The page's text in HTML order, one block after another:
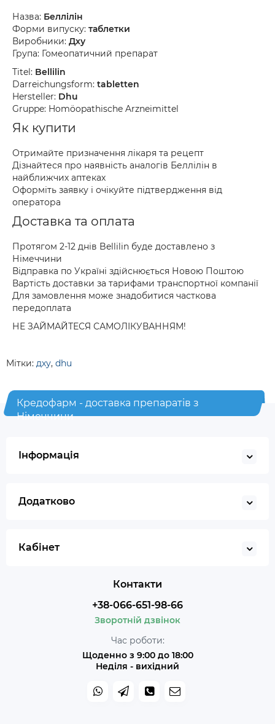
Назва: Беллілін
Форми випуску: таблетки
Виробники: Дху
Група: Гомеопатичний препарат
Titel: Bellilin
Darreichungsform: tabletten
Hersteller: Dhu
Gruppe: Homöopathische Arzneimittel
Як купити
Отримайте призначення лікаря та рецепт
Дізнайтеся про наявність аналогів Беллілін в
найближчих аптеках
Оформіть заявку і очікуйте підтвердження від
оператора
Доставка та оплата
Протягом 2-12 днів Bellilin буде доставлено з
Німеччини
Відправка по Україні здійснюється Новою Поштою
Вартість доставки за тарифами транспортної компанії
Для замовлення може знадобитися часткова
передоплата
НЕ ЗАЙМАЙТЕСЯ САМОЛІКУВАННЯМ!
Мітки: дху, dhu
Кредофарм - доставка препаратів з
Німеччини
Інформація
Додатково
Кабінет
Контакти
+38-066-651-98-66
Зворотній дзвінок
Час роботи:
Щоденно з 9:00 до 18:00
Неділя - вихідний